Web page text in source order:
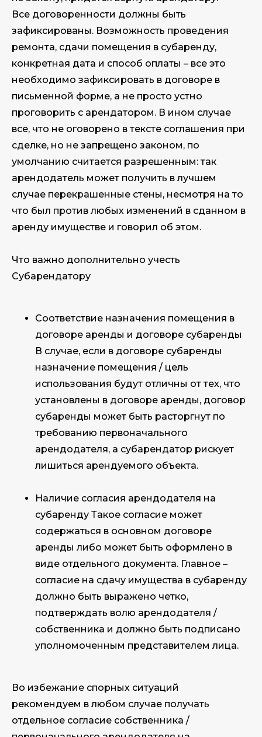
Все договоренности должны быть
зафиксированы. Возможность проведения
ремонта, сдачи помещения в субаренду,
конкретная дата и способ оплаты – все это
необходимо зафиксировать в договоре в
письменной форме, а не просто устно
проговорить с арендатором. В ином случае
все, что не оговорено в тексте соглашения при
сделке, но не запрещено законом, по
умолчанию считается разрешенным: так
арендодатель может получить в лучшем
случае перекрашенные стены, несмотря на то
что был против любых изменений в сданном в
аренду имуществе и говорил об этом.
Что важно дополнительно учесть
Субарендатору
Соответствие назначения помещения в
договоре аренды и договоре субаренды
В случае, если в договоре субаренды
назначение помещения / цель
использования будут отличны от тех, что
установлены в договоре аренды, договор
субаренды может быть расторгнут по
требованию первоначального
арендодателя, а субарендатор рискует
лишиться арендуемого объекта.
Наличие согласия арендодателя на
субаренду Такое согласие может
содержаться в основном договоре
аренды либо может быть оформлено в
виде отдельного документа. Главное –
согласие на сдачу имущества в субаренду
должно быть выражено четко,
подтверждать волю арендодателя /
собственника и должно быть подписано
уполномоченным представителем лица.
Во избежание спорных ситуаций
рекомендуем в любом случае получать
отдельное согласие собственника /